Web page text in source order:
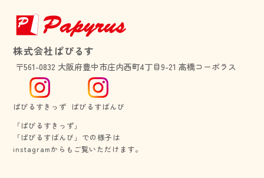
株式会社ぱぴるす
〒561-0832 大阪府豊中市庄内西町4丁目9-21 高橋コーポラス
ぱぴるすきっず
ぱぴるすばんび
「ぱぴるすきっず」
​​​​​​​「ぱぴるすばんび」での様子は
​​​​​​​instagramからもご覧いただけます。